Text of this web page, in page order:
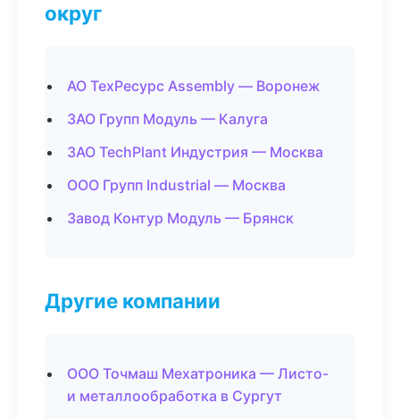
округ
АО ТехРесурс Assembly — Воронеж
ЗАО Групп Модуль — Калуга
ЗАО TechPlant Индустрия — Москва
ООО Групп Industrial — Москва
Завод Контур Модуль — Брянск
Другие компании
ООО Точмаш Мехатроника — Листо-
и металлообработка в Сургут